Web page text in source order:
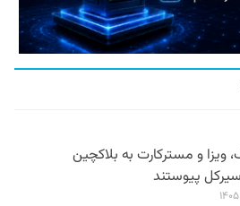
ویزا و مسترکارت به بلاکچین
پیوستند